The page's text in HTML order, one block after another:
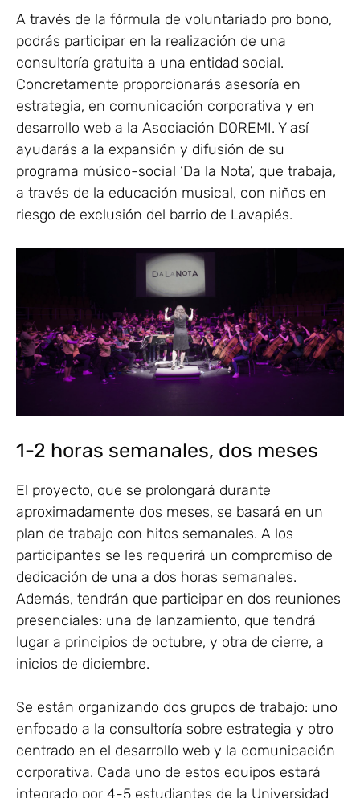
A través de la fórmula de voluntariado pro bono,
podrás participar en la realización de una
consultoría gratuita a una entidad social.
Concretamente proporcionarás asesoría en
estrategia, en comunicación corporativa y en
desarrollo web a la Asociación DOREMI. Y así
ayudarás a la expansión y difusión de su
programa músico-social ‘Da la Nota’, que trabaja,
a través de la educación musical, con niños en
riesgo de exclusión del barrio de Lavapiés.
1-2 horas semanales, dos meses
El proyecto, que se prolongará durante
aproximadamente dos meses, se basará en un
plan de trabajo con hitos semanales. A los
participantes se les requerirá un compromiso de
dedicación de una a dos horas semanales.
Además, tendrán que participar en dos reuniones
presenciales: una de lanzamiento, que tendrá
lugar a principios de octubre, y otra de cierre, a
inicios de diciembre.
Se están organizando dos grupos de trabajo: uno
enfocado a la consultoría sobre estrategia y otro
centrado en el desarrollo web y la comunicación
corporativa. Cada uno de estos equipos estará
integrado por 4-5 estudiantes de la Universidad